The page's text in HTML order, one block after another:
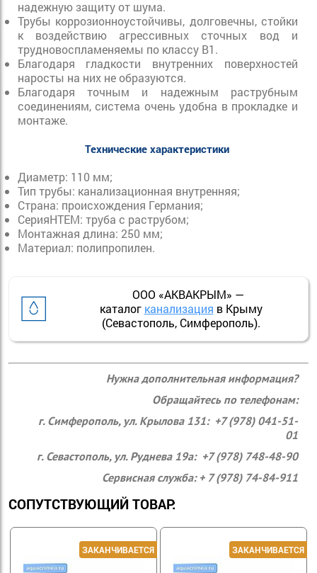
надежную защиту от шума.
Трубы коррозионноустойчивы, долговечны, стойки
к воздействию агрессивных сточных вод и
трудновоспламеняемы по классу B1.
Благодаря гладкости внутренних поверхностей
наросты на них не образуются.
Благодаря точным и надежным раструбным
соединениям, система очень удобна в прокладке и
монтаже.
Технические характеристики
Диаметр: 110 мм;
Тип трубы: канализационная внутренняя;
Страна: происхождения Германия;
СерияHTEM: труба с раструбом;
Монтажная длина: 250 мм;
Материал: полипропилен.
ООО «АКВАКРЫМ» —
каталог канализация в Крыму
(Севастополь, Симферополь).
Нужна дополнительная информация?
Обращайтесь по телефонам:
г. Симферополь, ул. Крылова 131: +7 (978) 041-51-
01
г. Севастополь, ул. Руднева 19а: +7 (978) 748-48-90
Сервисная служба: + 7 (978) 74-84-911
СОПУТСТВУЮЩИЙ ТОВАР: